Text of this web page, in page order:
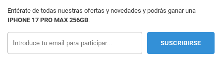
Entérate de todas nuestras ofertas y novedades y podrás ganar una
IPHONE 17 PRO MAX 256GB.